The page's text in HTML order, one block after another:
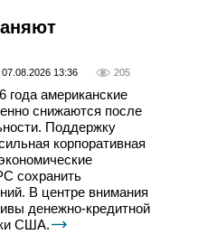
07.08.2026 13:36 205
года американские
снижаются после
Поддержку
корпоративная
сохранить
В центре внимания
денежно-кредитной
США.